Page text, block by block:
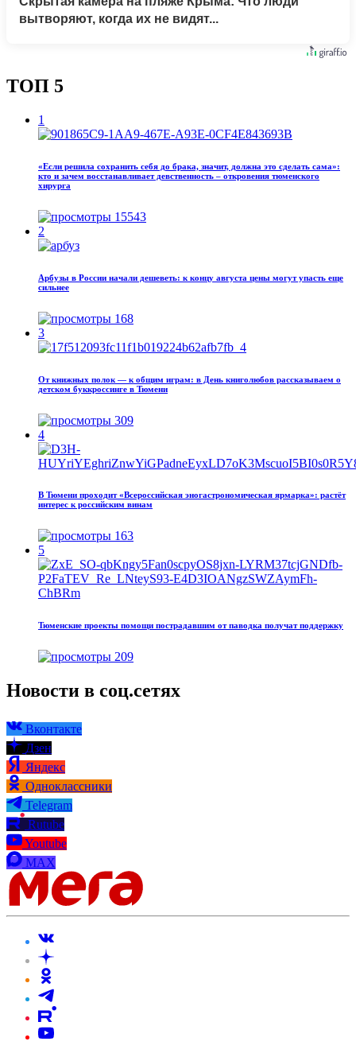
вытворяют, когда их не видят...
ТОП 5
1
«Если решила сохранить себя до брака, значит, должна это сделать сама»:
кто и зачем восстанавливает девственность – откровения тюменского
хирурга
15543
2
Арбузы в России начали дешеветь: к концу августа цены могут упасть еще
сильнее
168
3
От книжных полок — к общим играм: в День книголюбов рассказываем о
детском буккроссинге в Тюмени
309
4
В Тюмени проходит «Всероссийская эногастрономическая ярмарка»: растёт
интерес к российским винам
163
5
Тюменские проекты помощи пострадавшим от паводка получат поддержку
209
Новости в соц.сетях
Вконтакте
Дзен
Яндекс
Одноклассники
Telegram
Rutube
Youtube
MAX